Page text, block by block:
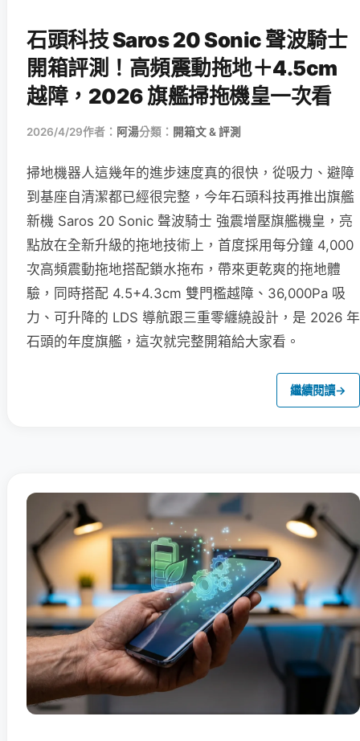
石頭科技 Saros 20 Sonic 聲波騎士
開箱評測！高頻震動拖地＋4.5cm
越障，2026 旗艦掃拖機皇一次看
2026/4/29作者： 阿湯分類： 開箱文 & 評測
掃地機器人這幾年的進步速度真的很快，從吸力、避障
到基座自清潔都已經很完整，今年石頭科技再推出旗艦
新機 Saros 20 Sonic 聲波騎士 強震增壓旗艦機皇，亮
點放在全新升級的拖地技術上，首度採用每分鐘 4,000
次高頻震動拖地搭配鎖水拖布，帶來更乾爽的拖地體
驗，同時搭配 4.5+4.3cm 雙門檻越障、36,000Pa 吸
力、可升降的 LDS 導航跟三重零纏繞設計，是 2026 年
石頭的年度旗艦，這次就完整開箱給大家看。
繼續閱讀→